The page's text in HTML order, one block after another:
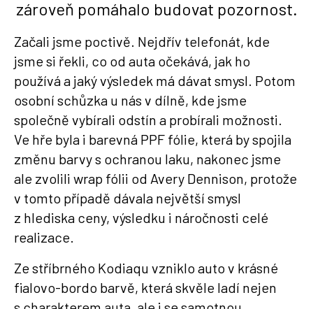
zároveň pomáhalo budovat pozornost.
Začali jsme poctivě. Nejdřív telefonát, kde
jsme si řekli, co od auta očekává, jak ho
používá a jaký výsledek má dávat smysl. Potom
osobní schůzka u nás v dílně, kde jsme
společně vybírali odstín a probírali možnosti.
Ve hře byla i barevná PPF fólie, která by spojila
změnu barvy s ochranou laku, nakonec jsme
ale zvolili wrap fólii od Avery Dennison, protože
v tomto případě dávala největší smysl
z hlediska ceny, výsledku i náročnosti celé
realizace.
Ze stříbrného Kodiaqu vzniklo auto v krásné
fialovo-bordo barvě, která skvěle ladí nejen